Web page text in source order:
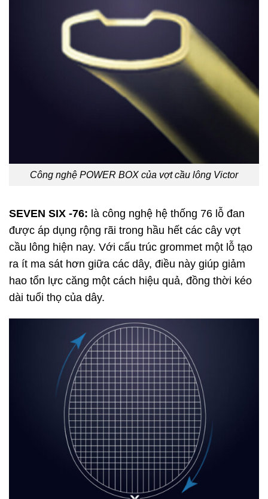
Công nghệ POWER BOX của vợt cầu lông Victor
SEVEN SIX -76: là công nghệ hệ thống 76 lỗ đan
được áp dụng rộng rãi trong hầu hết các cây vợt
cầu lông hiện nay. Với cấu trúc grommet một lỗ tạo
ra ít ma sát hơn giữa các dây, điều này giúp giảm
hao tổn lực căng một cách hiệu quả, đồng thời kéo
dài tuổi thọ của dây.